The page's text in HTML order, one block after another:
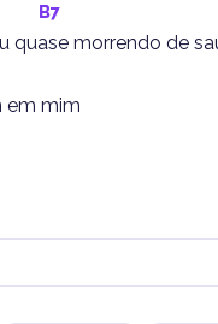
B7
quase
em mim